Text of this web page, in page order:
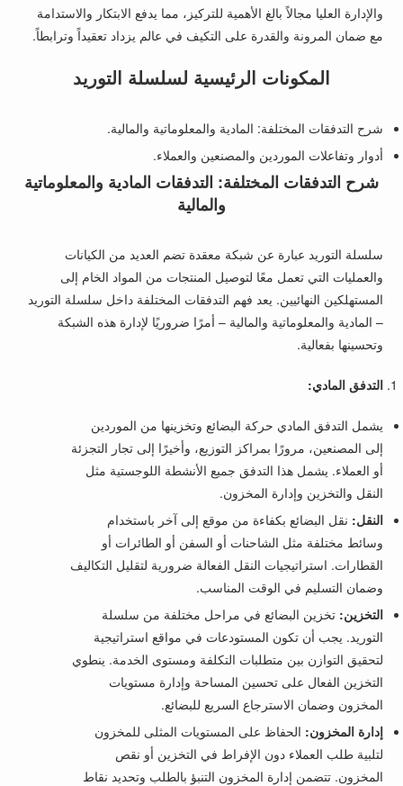
والإدارة العليا مجالاً بالغ الأهمية للتركيز، مما يدفع الابتكار والاستدامة
مع ضمان المرونة والقدرة على التكيف في عالم يزداد تعقيداً وترابطاً.
المكونات الرئيسية لسلسلة التوريد
شرح التدفقات المختلفة: المادية والمعلوماتية والمالية.
أدوار وتفاعلات الموردين والمصنعين والعملاء.
شرح التدفقات المختلفة: التدفقات المادية والمعلوماتية
والمالية
سلسلة التوريد عبارة عن شبكة معقدة تضم العديد من الكيانات
والعمليات التي تعمل معًا لتوصيل المنتجات من المواد الخام إلى
المستهلكين النهائيين. يعد فهم التدفقات المختلفة داخل سلسلة التوريد
– المادية والمعلوماتية والمالية – أمرًا ضروريًا لإدارة هذه الشبكة
وتحسينها بفعالية.
التدفق المادي:
يشمل التدفق المادي حركة البضائع وتخزينها من الموردين
إلى المصنعين، مرورًا بمراكز التوزيع، وأخيرًا إلى تجار التجزئة
أو العملاء. يشمل هذا التدفق جميع الأنشطة اللوجستية مثل
النقل والتخزين وإدارة المخزون.
النقل: نقل البضائع بكفاءة من موقع إلى آخر باستخدام
وسائط مختلفة مثل الشاحنات أو السفن أو الطائرات أو
القطارات. استراتيجيات النقل الفعالة ضرورية لتقليل التكاليف
وضمان التسليم في الوقت المناسب.
التخزين: تخزين البضائع في مراحل مختلفة من سلسلة
التوريد. يجب أن تكون المستودعات في مواقع استراتيجية
لتحقيق التوازن بين متطلبات التكلفة ومستوى الخدمة. ينطوي
التخزين الفعال على تحسين المساحة وإدارة مستويات
المخزون وضمان الاسترجاع السريع للبضائع.
إدارة المخزون: الحفاظ على المستويات المثلى للمخزون
لتلبية طلب العملاء دون الإفراط في التخزين أو نقص
المخزون. تتضمن إدارة المخزون التنبؤ بالطلب وتحديد نقاط